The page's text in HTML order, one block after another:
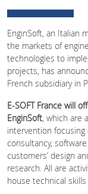
EnginSoft, an Italian
the markets of
technologies to
projects, has
French subsidiary in
E-SOFT France will
EnginSoft, which are
intervention focusing
consultancy,
customers’ design
research. All are
house technical